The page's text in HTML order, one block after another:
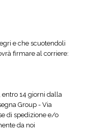
e che scuotendoli
firmare al corriere:
entro 14 giorni dalla
Group - Via
di spedizione e/o
da noi